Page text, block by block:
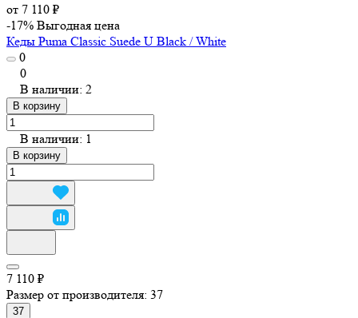
от 7 110 ₽
-17% Выгодная цена
Кеды Puma Classic Suede U Black / White
0
0
В наличии: 2
В корзину
В наличии: 1
В корзину
7 110 ₽
Размер от производителя: 37
37